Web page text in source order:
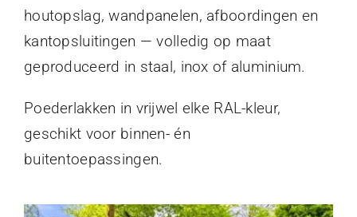
houtopslag, wandpanelen, afboordingen en
kantopsluitingen — volledig op maat
geproduceerd in staal, inox of aluminium.
Poederlakken in vrijwel elke RAL-kleur,
geschikt voor binnen- én
buitentoepassingen.